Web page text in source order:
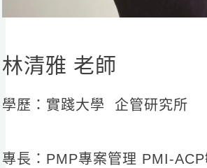
林清雅 老師
學歷：實踐大學 企管研究所
專長：PMP專案管理 PMI-